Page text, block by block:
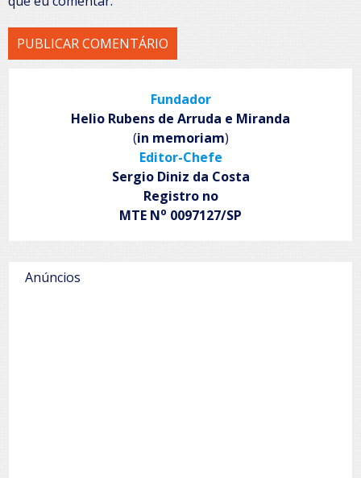
Fundador
Helio Rubens de Arruda e Miranda
(in memoriam)
Editor-Chefe
Sergio Diniz da Costa
Registro no
MTE No 0097127/SP
Anúncios